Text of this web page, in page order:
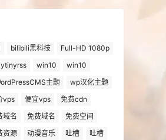
bilibili黑科技
Full-HD 1080p
win10
win10
主题
wp汉化主题
vps 便宜vps
免费cdn
域名 免费域名
免费空间
资源 动漫音乐 吐槽
吐槽